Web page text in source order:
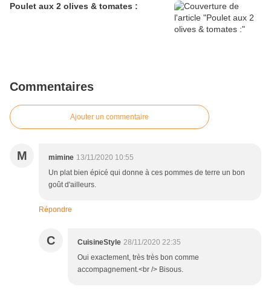
Poulet aux 2 olives & tomates :
Commentaires
Ajouter un commentaire
M mimine 13/11/2020 10:55
Un plat bien épicé qui donne à ces pommes de terre un bon
goût d'ailleurs.
Répondre
C CuisineStyle 28/11/2020 22:35
Oui exactement, très très bon comme
accompagnement.<br /> Bisous.